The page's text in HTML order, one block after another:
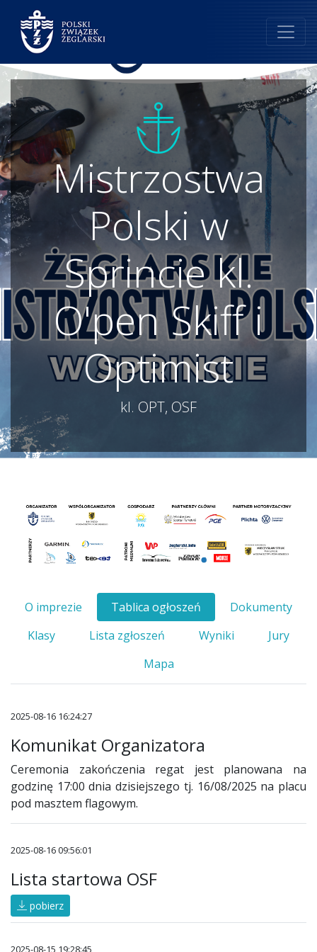
Mistrzostwa
Polski w
Sprincie kl.
O'pen Skiff i
Optimist
kl. OPT, OSF
O imprezie Tablica ogłoszeń
Dokumenty
Klasy
Lista zgłoszeń Wyniki
Jury
Mapa
2025-08-16 16:24:27
Komunikat Organizatora
Ceremonia zakończenia regat jest planowana na
godzinę 17:00 dnia dzisiejszego tj. 16/08/2025 na placu
pod masztem flagowym.
2025-08-16 09:56:01
Lista startowa OSF
pobierz
2025-08-15 19:28:45